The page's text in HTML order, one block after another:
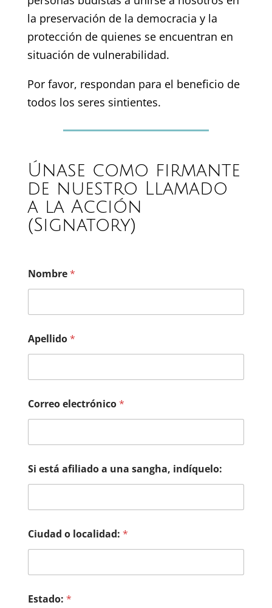
la preservación de la democracia y la
protección de quienes se encuentran en
situación de vulnerabilidad.
Por favor, respondan para el beneficio de
todos los seres sintientes.
Únase como firmante
de nuestro Llamado
a la Acción
(Signatory)
Nombre*
Apellido*
Correo electrónico*
a
*
Si está afiliado a una sangha, indíquelo:
Ciudad o localidad: *
Estado: *